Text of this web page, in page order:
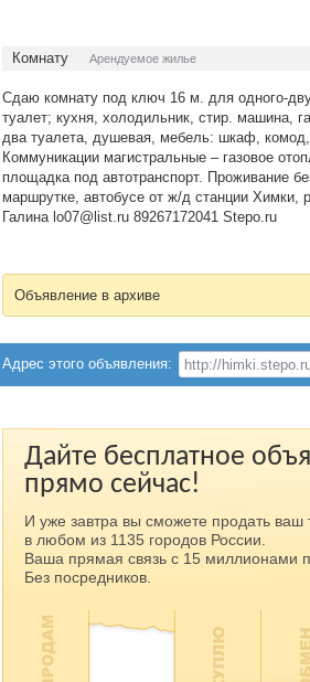
Комнату Арендуемое жилье
Сдаю комнату под ключ 16 м. для одного-
туалет; кухня, холодильник, стир. машина,
два туалета, душевая, мебель: шкаф,
Коммуникации магистральные – газовое
площадка под автотранспорт. Проживание
маршрутке, автобусе от ж/д станции
Галина lo07@list.ru 89267172041 Stepo.ru
Объявление в архиве
Адрес этого объявления:
Дайте бесплатное
прямо сейчас!
И уже завтра вы сможете продать ваш
в любом из 1135 городов России.
Ваша прямая связь с 15 миллионами
Без посредников.